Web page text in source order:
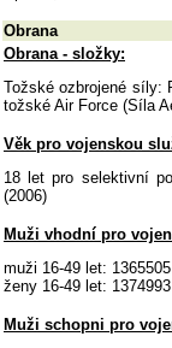
Obrana
Obrana - složky:
Tožské ozbrojené síly:
tožské Air Force (Síla
Věk pro vojenskou
18 let pro selektivní
(2006)
Muži vhodní pro
muži 16-49 let: 1365505
ženy 16-49 let:
Muži schopni pro